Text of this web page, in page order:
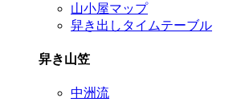
山小屋マップ
舁き出しタイムテーブル
舁き山笠
中洲流